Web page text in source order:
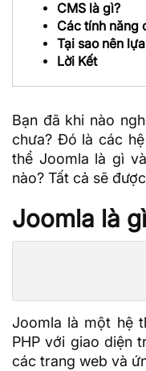
CMS là gì?
Các tính năng
Tại sao nên
Lời Kết
Bạn đã khi nào
chưa? Đó là các
thể Joomla là gì
nào? Tất cả sẽ được
Joomla là
Joomla là một hệ
PHP với giao diện
các trang web và